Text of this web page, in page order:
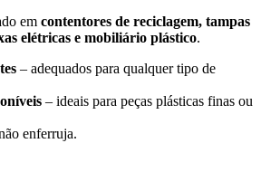
em contentores de reciclagem, tampas
elétricas e mobiliário plástico.
– adequados para qualquer tipo de
– ideais para peças plásticas finas ou
enferruja.